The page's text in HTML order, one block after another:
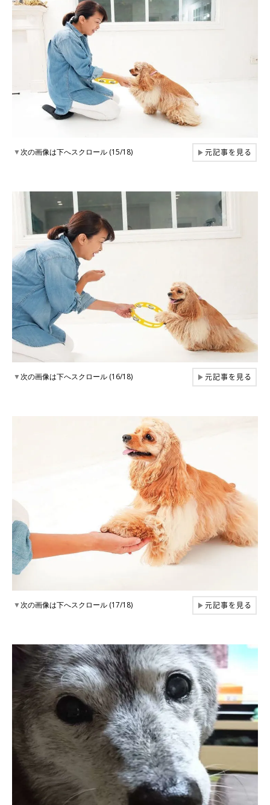
▼次の画像は下へスクロール (15/18) ▶元記事を見る
▼次の画像は下へスクロール (16/18) ▶元記事を見る
▼次の画像は下へスクロール (17/18) ▶元記事を見る